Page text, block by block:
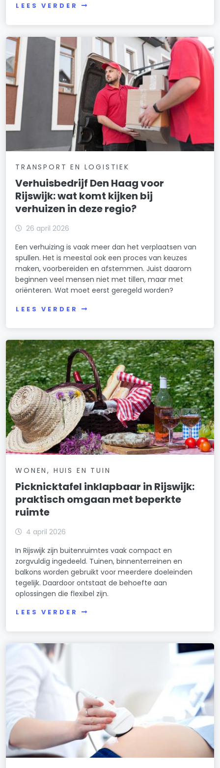
LEES VERDER
TRANSPORT EN LOGISTIEK
Verhuisbedrijf Den Haag voor
Rijswijk: wat komt kijken bij
verhuizen in deze regio?
26 april 2026
Een verhuizing is vaak meer dan het verplaatsen van
spullen. Het is meestal ook een proces van keuzes
maken, voorbereiden en afstemmen. Juist daarom
beginnen veel mensen niet met tillen, maar met
oriënteren. Wat moet eerst geregeld worden?
LEES VERDER
WONEN, HUIS EN TUIN
Picknicktafel inklapbaar in Rijswijk:
praktisch omgaan met beperkte
ruimte
4 april 2026
In Rijswijk zijn buitenruimtes vaak compact en
zorgvuldig ingedeeld. Tuinen, binnenterreinen en
balkons worden gebruikt voor meerdere doeleinden
tegelijk. Daardoor ontstaat de behoefte aan
oplossingen die flexibel zijn.
LEES VERDER